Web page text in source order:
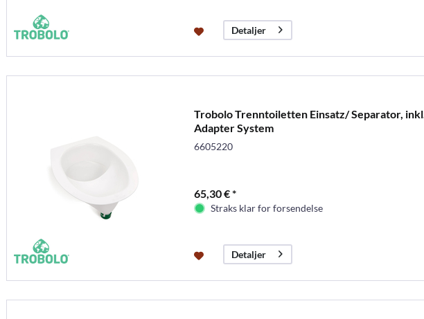
Detaljer
Trobolo Trenntoiletten Einsatz/ Separator, inkl.
Adapter System
6605220
65,30 € *
Straks klar for forsendelse
Detaljer